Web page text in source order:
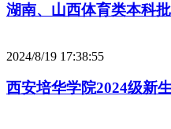
湖南、山西体育类本科
2024/8/19 17:38:55
西安培华学院2024级新